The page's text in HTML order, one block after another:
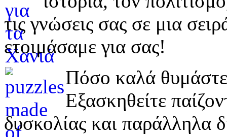
τις γνώσεις σας σε μια
ετοιμάσαμε για σας!
Πόσο καλά
Εξασκηθείτε
δυσκολίας και παράλληλα